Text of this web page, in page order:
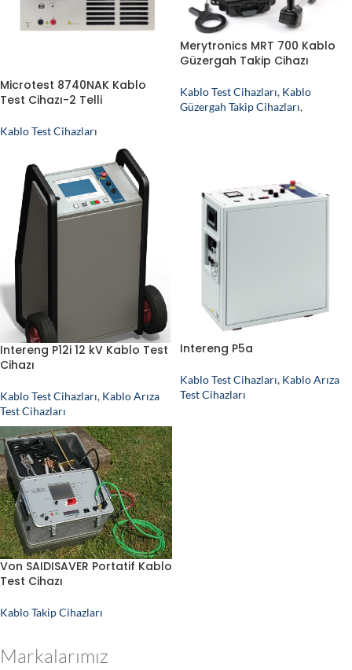
Microtest 8740NAK Kablo
Test Cihazı-2 Telli
Kablo Test Cihazları
Merytronics MRT 700 Kablo
Güzergah Takip Cihazı
Kablo Test Cihazları, Kablo
Güzergah Takip Cihazları,
Intereng P12i 12 kV Kablo Test
Cihazı
Kablo Test Cihazları, Kablo Arıza
Test Cihazları
Intereng P5a
Kablo Test Cihazları, Kablo Arıza
Test Cihazları
Von SAIDISAVER Portatif Kablo
Test Cihazı
Kablo Takip Cihazları
Markalarımız